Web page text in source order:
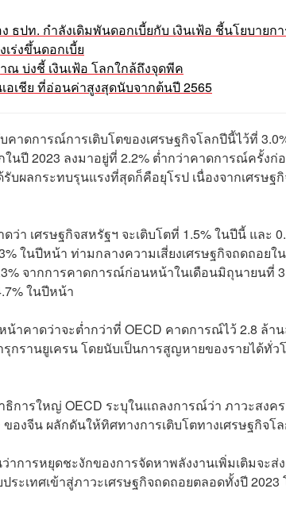
ธปท. กำลังเดิมพันดอกเบี้ยกับ เงินเฟ้อ ชี้นโยบายก
เร่งขึ้นดอกเบี้ย
บ่งชี้ เงินเฟ้อ โลกใกล้ถึงจุดพีค
อเชีย ที่อ่อนค่าสูงสุดนับจากต้นปี 2565
คาดการณ์การเติบโตของเศรษฐกิจโลกปีนี้ไว้ที่
ในปี 2023 ลงมาอยู่ที่ 2.2% ต่ำกว่าคาดการณ์ครั้ง
บผลกระทบรุนแรงที่สุดก็คือยุโรป เนื่องจากเศรษฐ
ว่า เศรษฐกิจสหรัฐฯ จะเติบโตที่ 1.5% ในปีนี้ และ
ในปีหน้า ท่ามกลางความเสี่ยงเศรษฐกิจถดถอยใ
จากการคาดการณ์ก่อนหน้าในเดือนมิถุนายนที่
ในปีหน้า
าคาดว่าจะต่ำกว่าที่ OECD คาดการณ์ไว้ 2.8 ล้
รุกรานยูเครน โดยนับเป็นการสูญหายของรายได้ทั่ว
าธิการใหญ่ OECD ระบุในแถลงการณ์ว่า ภาวะสง
ของจีน ผลักดันให้ทิศทางการเติบโตทางเศรษฐกิจโ
าการหยุดชะงักของการจัดหาพลังงานเพิ่มเติมจะ
ระเทศเข้าสู่ภาวะเศรษฐกิจถดถอยตลอดทั้งปี 2023